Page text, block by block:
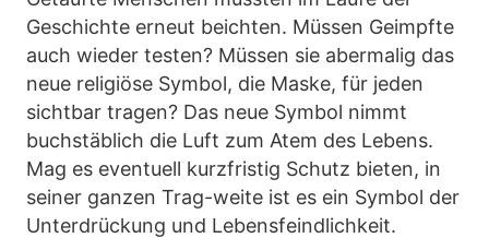
Geschichte erneut beichten. Müssen Geimpfte
auch wieder testen? Müssen sie abermalig das
neue religiöse Symbol, die Maske, für jeden
sichtbar tragen? Das neue Symbol nimmt
buchstäblich die Luft zum Atem des Lebens.
Mag es eventuell kurzfristig Schutz bieten, in
seiner ganzen Trag-weite ist es ein Symbol der
Unterdrückung und Lebensfeindlichkeit.